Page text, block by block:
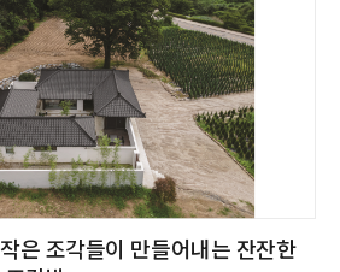
은 조각들이 만들어내는 잔잔한